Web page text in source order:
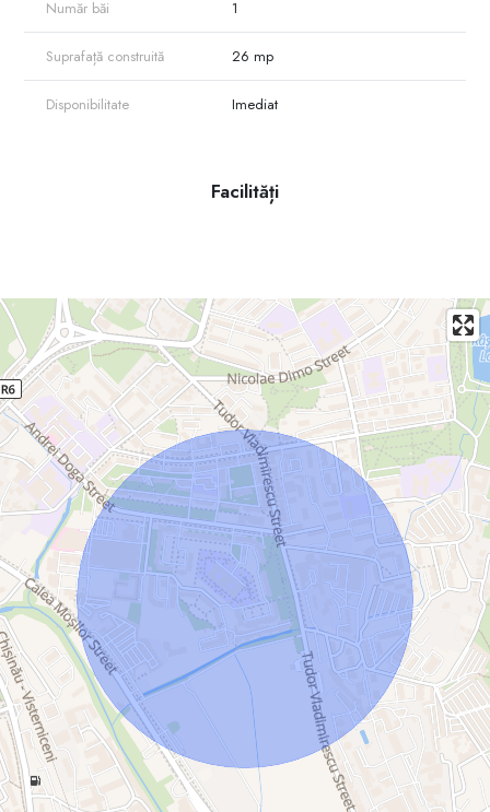
Număr băi 1
Suprafață construită 26 mp
Disponibilitate Imediat
Facilități